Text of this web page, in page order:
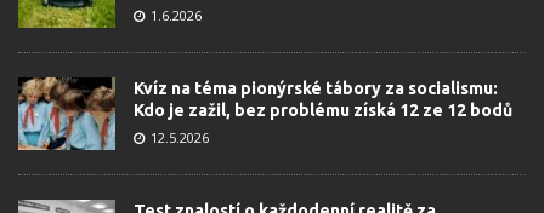
1.6.2026
Kvíz na téma pionýrské tábory za socialismu:
Kdo je zažil, bez problému získá 12 ze 12 bodů
12.5.2026